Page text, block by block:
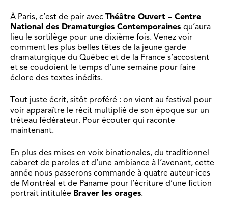
À Paris, c’est de pair avec Théâtre Ouvert – Centre
National des Dramaturgies Contemporaines qu’aura
lieu le sortilège pour une dixième fois. Venez voir
comment les plus belles têtes de la jeune garde
dramaturgique du Québec et de la France s’accostent
et se coudoient le temps d’une semaine pour faire
éclore des textes inédits.
Tout juste écrit, sitôt proféré : on vient au festival pour
voir apparaître le récit multiplié de son époque sur un
tréteau fédérateur. Pour écouter qui raconte
maintenant.
En plus des mises en voix binationales, du traditionnel
cabaret de paroles et d’une ambiance à l’avenant, cette
année nous passerons commande à quatre auteur·ices
de Montréal et de Paname pour l’écriture d’une fiction
portrait intitulée Braver les orages.